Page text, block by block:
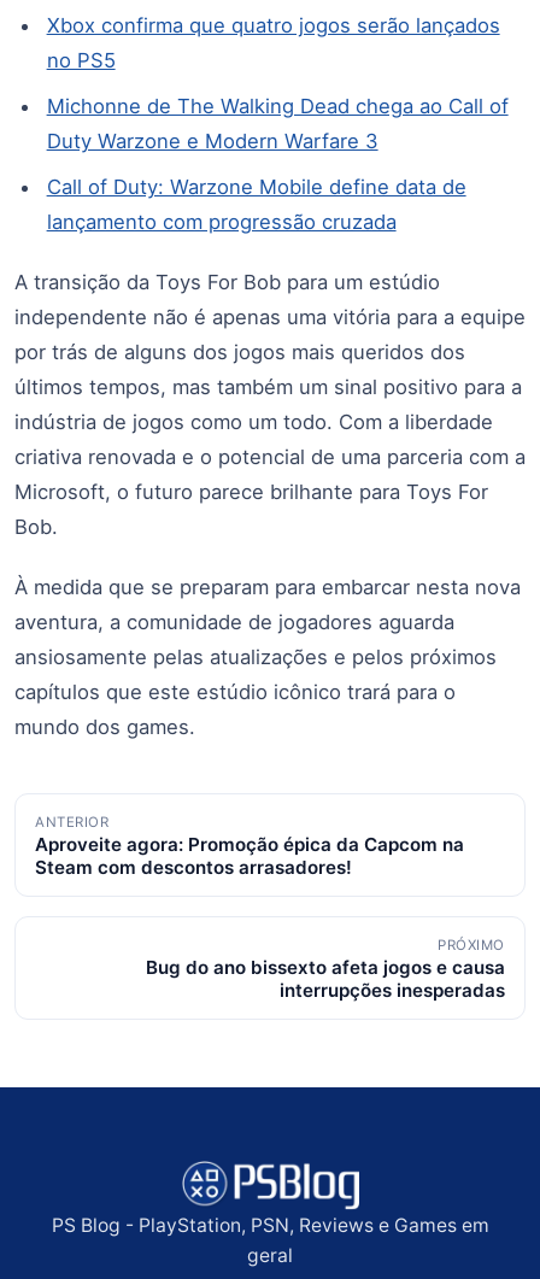
Xbox confirma que quatro jogos serão lançados
no PS5
Michonne de The Walking Dead chega ao Call of
Duty Warzone e Modern Warfare 3
Call of Duty: Warzone Mobile define data de
lançamento com progressão cruzada
A transição da Toys For Bob para um estúdio
independente não é apenas uma vitória para a equipe
por trás de alguns dos jogos mais queridos dos
últimos tempos, mas também um sinal positivo para a
indústria de jogos como um todo. Com a liberdade
criativa renovada e o potencial de uma parceria com a
Microsoft, o futuro parece brilhante para Toys For
Bob.
À medida que se preparam para embarcar nesta nova
aventura, a comunidade de jogadores aguarda
ansiosamente pelas atualizações e pelos próximos
capítulos que este estúdio icônico trará para o
mundo dos games.
Navegação
de
posts
ANTERIOR
Aproveite agora: Promoção épica da Capcom na
Steam com descontos arrasadores!
PRÓXIMO
Bug do ano bissexto afeta jogos e causa
interrupções inesperadas
PS Blog - PlayStation, PSN, Reviews e Games em
geral